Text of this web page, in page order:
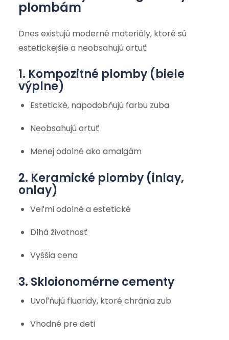
plombám
Dnes existujú moderné materiály, ktoré sú
estetickejšie a neobsahujú ortuť:
1. Kompozitné plomby (biele
výplne)
Estetické, napodobňujú farbu zuba
Neobsahujú ortuť
Menej odolné ako amalgám
2. Keramické plomby (inlay,
onlay)
Veľmi odolné a estetické
Dlhá životnosť
Vyššia cena
3. Skloionomérne cementy
Uvoľňujú fluoridy, ktoré chránia zub
Vhodné pre deti